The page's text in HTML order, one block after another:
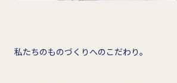
私たちのものづくりへのこだわり。